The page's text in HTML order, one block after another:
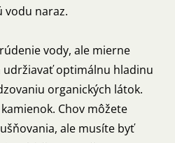
vodu naraz.
vody, ale mierne
optimálnu hladinu
organických látok.
Chov môžete
ale musíte byť